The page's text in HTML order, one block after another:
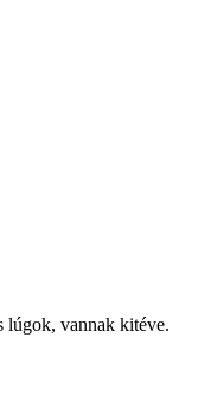
lúgok, vannak kitéve.